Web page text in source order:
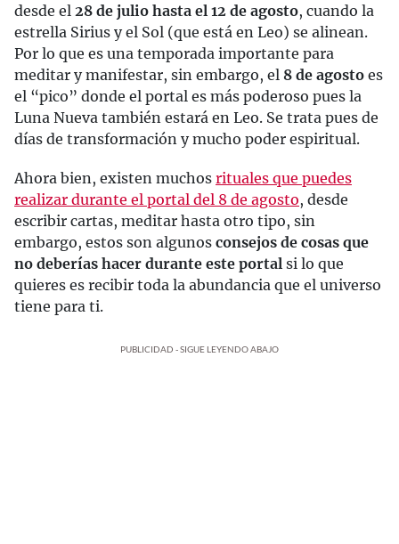
desde el 28 de julio hasta el 12 de agosto, cuando la
estrella Sirius y el Sol (que está en Leo) se alinean.
Por lo que es una temporada importante para
meditar y manifestar, sin embargo, el 8 de agosto es
el “pico” donde el portal es más poderoso pues la
Luna Nueva también estará en Leo. Se trata pues de
días de transformación y mucho poder espiritual.
Ahora bien, existen muchos rituales que puedes
realizar durante el portal del 8 de agosto, desde
escribir cartas, meditar hasta otro tipo, sin
embargo, estos son algunos consejos de cosas que
no deberías hacer durante este portal si lo que
quieres es recibir toda la abundancia que el universo
tiene para ti.
PUBLICIDAD - SIGUE LEYENDO ABAJO